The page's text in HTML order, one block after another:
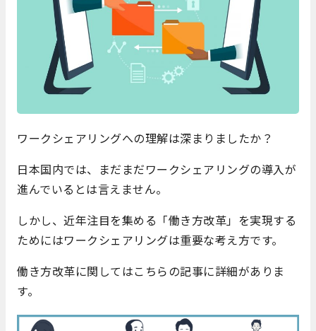
ワークシェアリングへの理解は深まりましたか？
日本国内では、まだまだワークシェアリングの導入が
進んでいるとは言えません。
しかし、近年注目を集める「働き方改革」を実現する
ためにはワークシェアリングは重要な考え方です。
働き方改革に関してはこちらの記事に詳細がありま
す。